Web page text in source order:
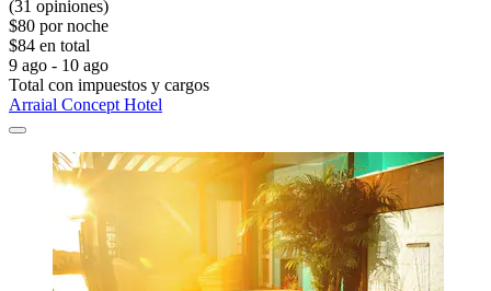
(31 opiniones)
$80 por noche
$84 en total
9 ago - 10 ago
Total con impuestos y cargos
Arraial Concept Hotel